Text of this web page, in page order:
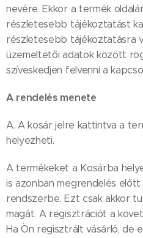
nevére. Ekkor a termék
részletesebb tájékoztatást
részletesebb tájékoztatásra
üzemeltetői adatok között
szíveskedjen felvenni a
A rendelés menete
A. A kosár jelre kattintva a
helyezheti.
A termékeket a Kosárba
is azonban megrendelés
rendszerbe. Ezt csak akkor
magát. A regisztrációt a
Ha Ön regisztrált vásárló, de